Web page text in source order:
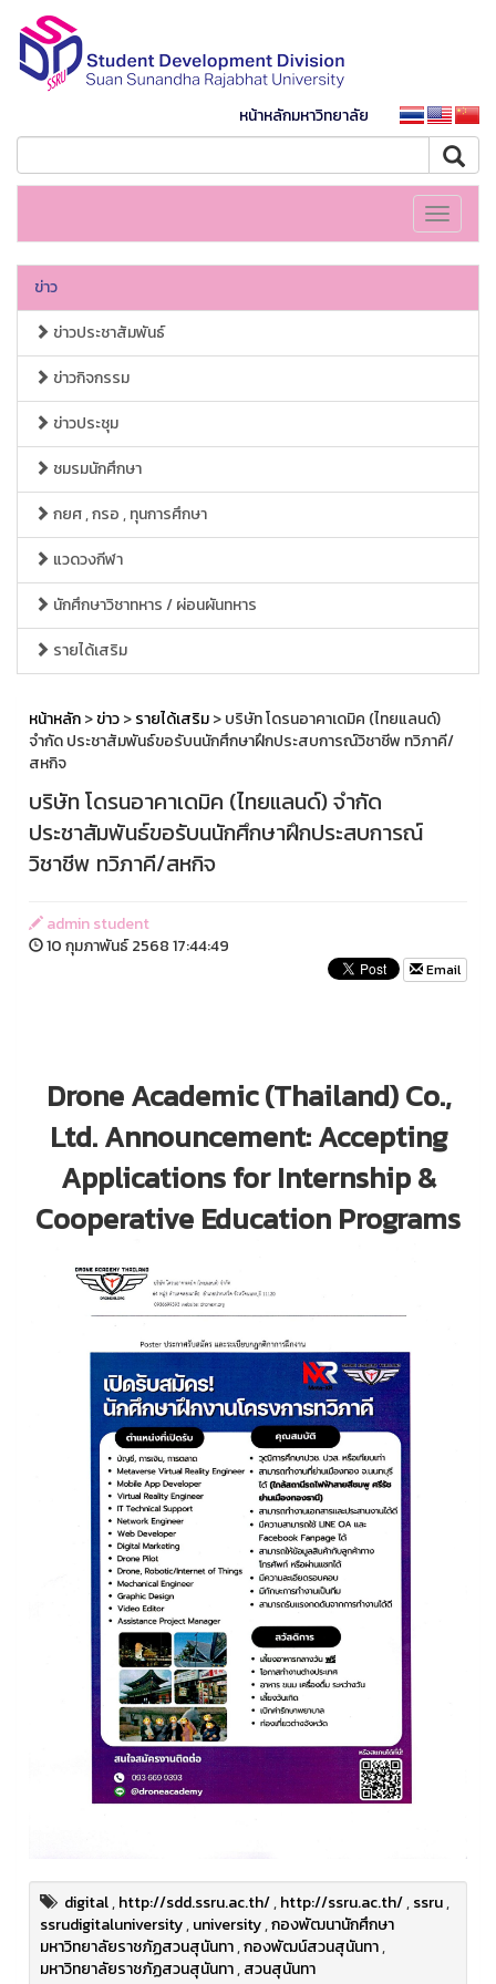
หน้าหลักมหาวิทยาลัย
Toggle
ข่าว
ข่าวประชาสัมพันธ์
ข่าวกิจกรรม
ข่าวประชุม
ชมรมนักศึกษา
กยศ , กรอ , ทุนการศึกษา
แวดวงกีฬา
นักศึกษาวิชาทหาร / ผ่อนผันทหาร
รายได้เสริม
หน้าหลัก>ข่าว>รายได้เสริม> บริษัท โดรนอาคาเดมิค (ไทยแลนด์)
จำกัด ประชาสัมพันธ์ขอรับนนักศึกษาฝึกประสบการณ์วิชาชีพ ทวิภาคี/
สหกิจ
บริษัท โดรนอาคาเดมิค (ไทยแลนด์) จำกัด
ประชาสัมพันธ์ขอรับนนักศึกษาฝึกประสบการณ์
วิชาชีพ ทวิภาคี/สหกิจ
admin student
10 กุมภาพันธ์ 2568 17:44:49
Email
Drone Academic (Thailand) Co.,
Ltd.Announcement: Accepting
Applications for Internship &
Cooperative Education Programs
digital,http://sdd.ssru.ac.th/,http://ssru.ac.th/,ssru,
ssrudigitaluniversity,university,กองพัฒนานักศึกษา
มหาวิทยาลัยราชภัฏสวนสุนันทา,กองพัฒน์สวนสุนันทา,
มหาวิทยาลัยราชภัฏสวนสุนันทา,สวนสุนันทา